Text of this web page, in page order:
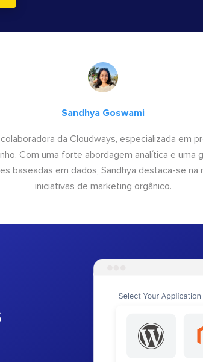
Sandhya Goswami
da Cloudways, especializada em
Com uma forte abordagem analítica e uma
baseadas em dados, Sandhya destaca-se na
iniciativas de marketing orgânico.